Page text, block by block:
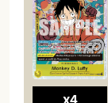
x4